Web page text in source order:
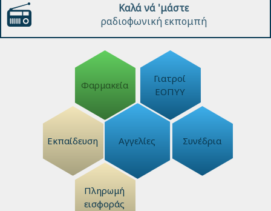
Καλά νά 'μάστε
ραδιοφωνική εκπομπή
Φαρμακεία
Γιατροί
ΕΟΠΥΥ
Εκπαίδευση Αγγελίες Συνέδρια
Πληρωμή
εισφοράς